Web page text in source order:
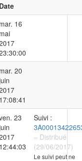
Date
mar. 16
mai
mar. 20
17:08:41
23
12:44:03
Suivi :
– Distribué
(29/06/2017)
Le suivi peut ne